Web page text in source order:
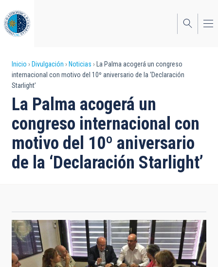
al
contenido
principal
Sobrescribir
enlaces
de
ayuda
a
la
navegación
Inicio Divulgación Noticias
La Palma acogerá un congreso
internacional con motivo del 10º aniversario de la ‘Declaración
Starlight’
La Palma acogerá un
congreso internacional con
motivo del 10º aniversario
de la ‘Declaración Starlight’